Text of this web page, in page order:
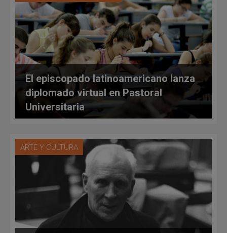
El episcopado latinoamericano lanza
diplomado virtual en Pastoral
Universitaria
ARTE Y CULTURA